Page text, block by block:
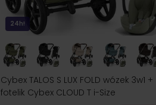
24h!
Cybex TALOS S LUX FOLD wózek 3w1 +
fotelik Cybex CLOUD T i-Size